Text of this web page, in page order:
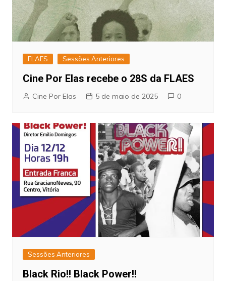
FLAES Sessões Anteriores
Cine Por Elas recebe o 28S da FLAES
Cine Por Elas 5 de maio de 2025 0
Sessões Anteriores
Black Rio!! Black Power!!